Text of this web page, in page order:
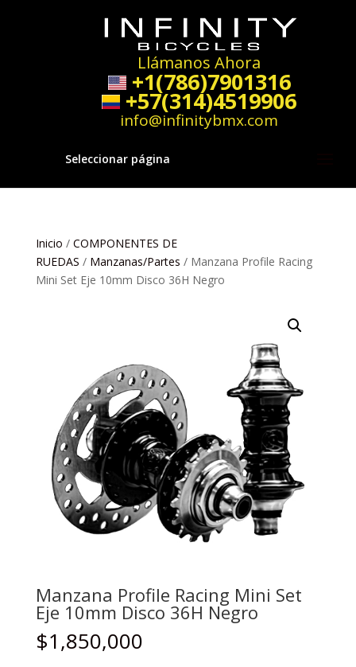
Llámanos Ahora
+1(786)7901316
+57(314)4519906
info@infinitybmx.com
Seleccionar página
Inicio / COMPONENTES DE
RUEDAS / Manzanas/Partes / Manzana Profile Racing
Mini Set Eje 10mm Disco 36H Negro
Manzana Profile Racing Mini Set
Eje 10mm Disco 36H Negro
$1,850,000